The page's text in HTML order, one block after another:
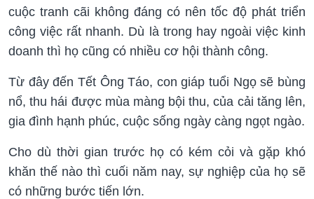
cuộc tranh cãi không đáng có nên tốc độ phát triển
công việc rất nhanh. Dù là trong hay ngoài việc kinh
doanh thì họ cũng có nhiều cơ hội thành công.
Từ đây đến Tết Ông Táo, con giáp tuổi Ngọ sẽ bùng
nổ, thu hái được mùa màng bội thu, của cải tăng lên,
gia đình hạnh phúc, cuộc sống ngày càng ngọt ngào.
Cho dù thời gian trước họ có kém cỏi và gặp khó
khăn thế nào thì cuối năm nay, sự nghiệp của họ sẽ
có những bước tiến lớn.